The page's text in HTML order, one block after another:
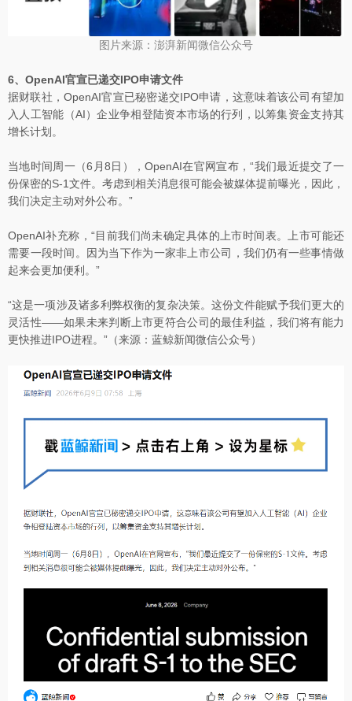
图片来源：澎湃新闻微信公众号
6、OpenAI官宣已递交IPO申请文件
据财联社，OpenAI官宣已秘密递交IPO申请，这意味着该公司有望加
入人工智能（AI）企业争相登陆资本市场的行列，以筹集资金支持其
增长计划。
当地时间周一（6月8日），OpenAI在官网宣布，“我们最近提交了一
份保密的S-1文件。考虑到相关消息很可能会被媒体提前曝光，因此，
我们决定主动对外公布。”
OpenAI补充称，“目前我们尚未确定具体的上市时间表。上市可能还
需要一段时间。因为当下作为一家非上市公司，我们仍有一些事情做
起来会更加便利。”
“这是一项涉及诸多利弊权衡的复杂决策。这份文件能赋予我们更大的
灵活性——如果未来判断上市更符合公司的最佳利益，我们将有能力
更快推进IPO进程。”（来源：蓝鲸新闻微信公众号）